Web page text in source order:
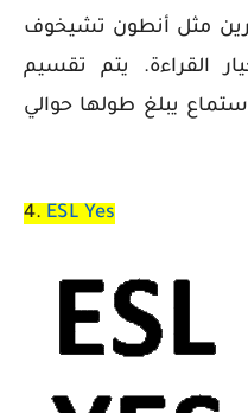
مثل أنطون تشيخوف
القراءة. يتم تقسيم
يبلغ طولها حوالي
4. ESL Yes